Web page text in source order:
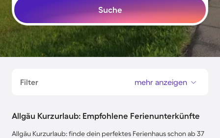
Suche
Filter mehr anzeigen
Allgäu Kurzurlaub: Empfohlene Ferienunterkünfte
Allgäu Kurzurlaub: finde dein perfektes Ferienhaus schon ab 37